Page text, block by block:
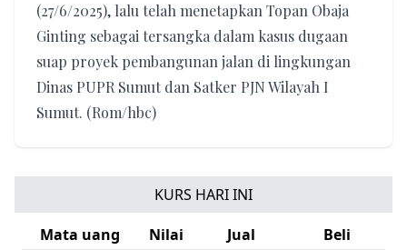
(27/6/2025), lalu telah menetapkan Topan Obaja
Ginting sebagai tersangka dalam kasus dugaan
suap proyek pembangunan jalan di lingkungan
Dinas PUPR Sumut dan Satker PJN Wilayah I
Sumut. (Rom/hbc)
KURS HARI INI
Mata uang
Nilai Jual
Beli